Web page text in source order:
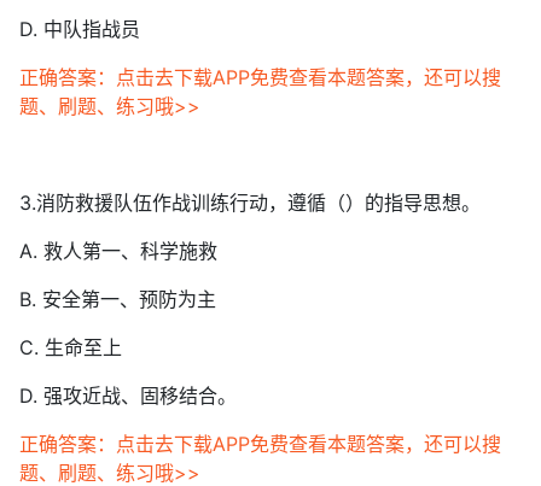
D. 中队指战员
正确答案：点击去下载APP免费查看本题答案，还可以搜
题、刷题、练习哦>>
3.消防救援队伍作战训练行动，遵循（）的指导思想。
A. 救人第一、科学施救
B. 安全第一、预防为主
C. 生命至上
D. 强攻近战、固移结合。
正确答案：点击去下载APP免费查看本题答案，还可以搜
题、刷题、练习哦>>